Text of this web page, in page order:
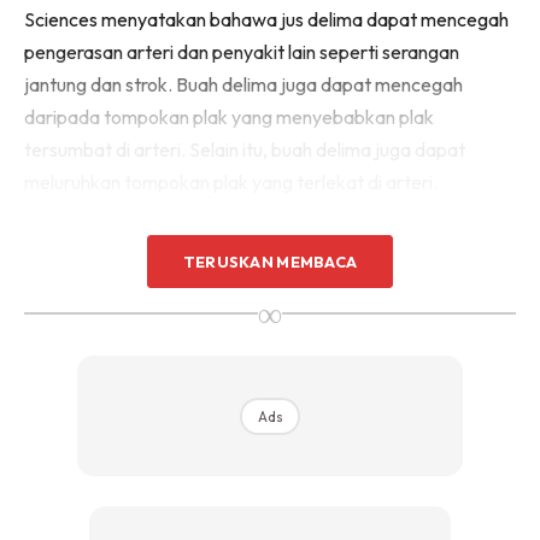
Sciences menyatakan bahawa jus delima dapat mencegah
pengerasan arteri dan penyakit lain seperti serangan
jantung dan strok. Buah delima juga dapat mencegah
daripada tompokan plak yang menyebabkan plak
TERUSKAN MEMBACA
∞
Ads